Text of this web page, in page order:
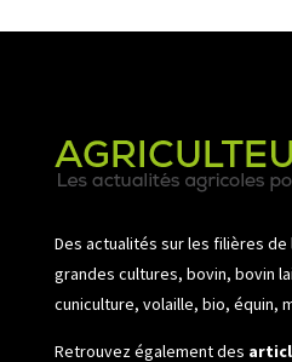
Des actualités sur les filières de
grandes cultures, bovin, bovin
cuniculture, volaille, bio, équin,
Retrouvez également des